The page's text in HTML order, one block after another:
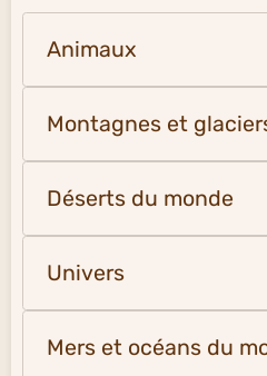
Animaux
Montagnes et
Déserts du monde
Univers
Mers et océans du